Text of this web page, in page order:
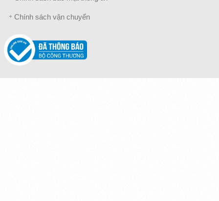
Chính sách vận chuyển